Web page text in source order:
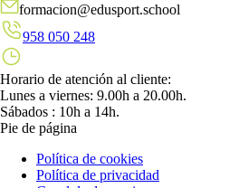
formacion@edusport.school
958 050 248
Horario de atención al cliente:
Lunes a viernes: 9.00h a 20.00h.
Sábados : 10h a 14h.
Pie de página
Política de cookies
Política de privacidad